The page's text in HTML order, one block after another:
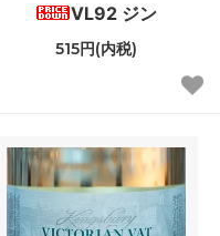
VL92 ジン
515円(内税)